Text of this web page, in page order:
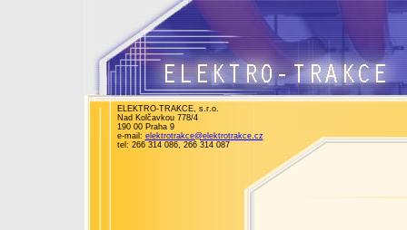
ELEKTRO-TRAKCE, s.r.o.
Nad Kolčavkou 778/4
190 00 Praha 9
e-mail: elektrotrakce@elektrotrakce.cz
tel: 266 314 086, 266 314 087